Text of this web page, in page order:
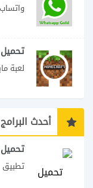
أحدث البرامج
تحميل Junko